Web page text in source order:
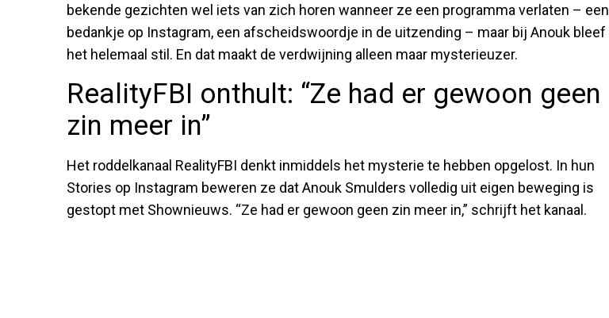
bekende gezichten wel iets van zich horen wanneer ze een programma verlaten – een
bedankje op Instagram, een afscheidswoordje in de uitzending – maar bij Anouk bleef
het helemaal stil. En dat maakt de verdwijning alleen maar mysterieuzer.
RealityFBI onthult: “Ze had er gewoon geen
zin meer in”
Het roddelkanaal RealityFBI denkt inmiddels het mysterie te hebben opgelost. In hun
Stories op Instagram beweren ze dat Anouk Smulders volledig uit eigen beweging is
gestopt met Shownieuws. “Ze had er gewoon geen zin meer in,” schrijft het kanaal.